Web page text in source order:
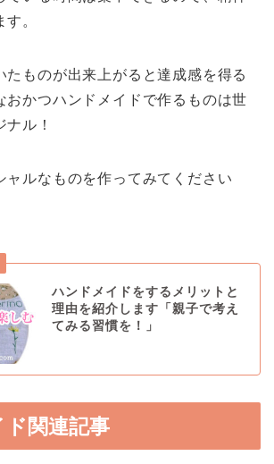
。
たものが出来上がると達成感を得る
おかつハンドメイドで作るものは世
ル！
ャルなものを作ってみてください
ハンドメイドをするメリットと
理由を紹介します「親子で考え
てみる習慣を！」
関連記事